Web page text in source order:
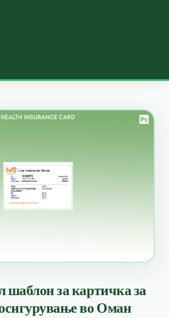
шаблон за картичка за
во Оман